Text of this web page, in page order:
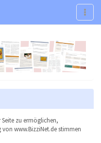
Seite zu ermöglichen,
www.BizziNet.de stimmen